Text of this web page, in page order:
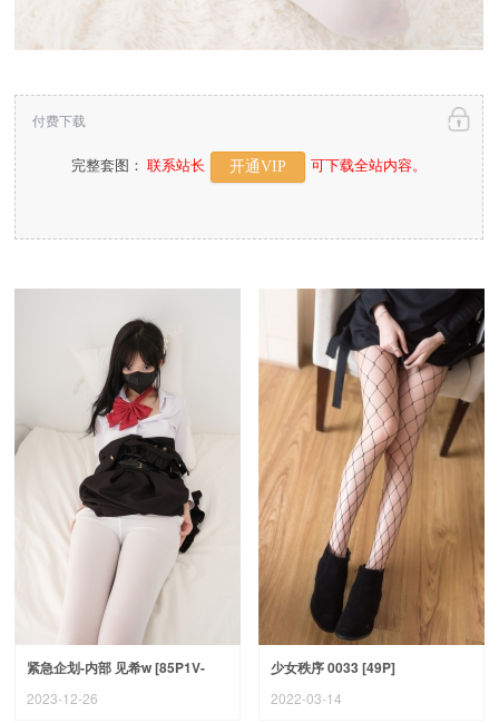
完整套图：联系站长 开通VIP 可下载全站内容。
付费下载
紧急企划-内部 见希w [85P1V-
2.64G]
2023-12-26
少女秩序 0033 [49P]
2022-03-14